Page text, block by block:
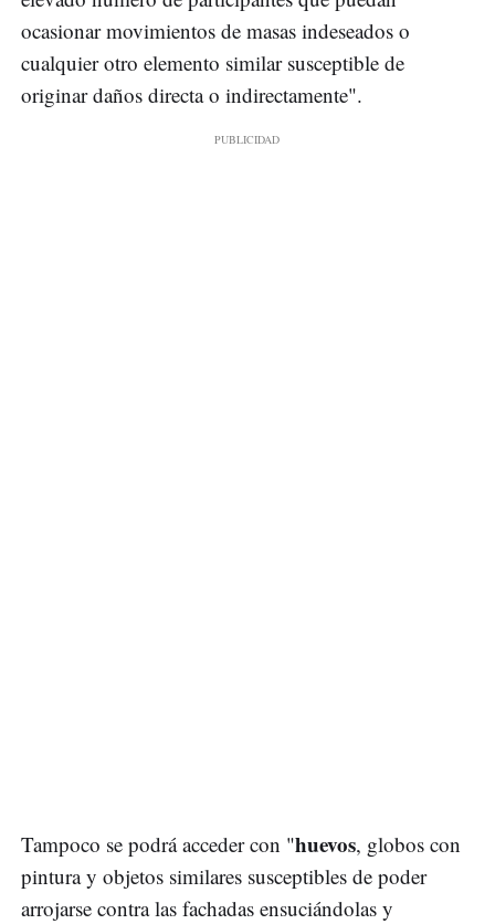
ocasionar movimientos de masas indeseados o
cualquier otro elemento similar susceptible de
originar daños directa o indirectamente".
Tampoco se podrá acceder con "huevos, globos con
pintura y objetos similares susceptibles de poder
arrojarse contra las fachadas ensuciándolas y